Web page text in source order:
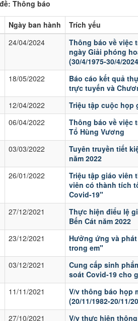
Thông báo
Ngày ban hành Trích yếu
24/04/2024
Thông báo về việc
ngày Giải phóng
(30/4/1975-30/4/
18/05/2022
Báo cáo kết quả
trực tuyến và
12/04/2022 Triệu tập cuộc họp
06/04/2022
Thông báo về việc
Tổ Hùng Vương
03/03/2022
Tuyên truyền tiết
năm 2022
26/01/2022
Triệu tập giáo viên
viên có thành tích
Covid-19"
27/12/2021
Thực hiện điểu lệ
Bến Cát năm 2022
23/12/2021
Hưởng ứng và
trong em"
03/12/2021
Cung cấp sinh
soát Covid-19 cho
11/11/2021
V/v thông báo họp
(20/11/1982-20/11/
27/10/2021
V/v thực hiện thông